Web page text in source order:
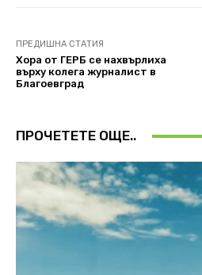
ПРЕДИШНА СТАТИЯ
Хора от ГЕРБ се нахвърлиха
върху колега журналист в
Благоевград
ПРОЧЕТЕТЕ ОЩЕ..